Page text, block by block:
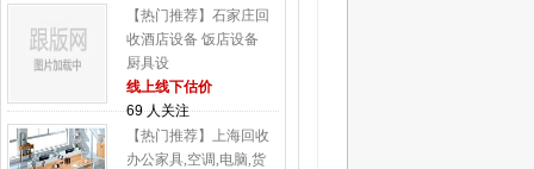
【热门推荐】石家庄回
收酒店设备 饭店设备
厨具设
线上线下估价
69 人关注
【热门推荐】上海回收
办公家具,空调,电脑,货